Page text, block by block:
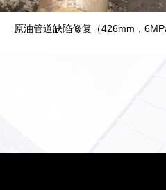
原油管道缺陷修复（426mm，